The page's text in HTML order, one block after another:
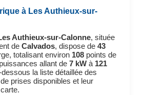
à Les Authieux-sur-
Authieux-sur-Calonne, située
de Calvados, dispose de 43
totalisant environ 108points de
allant de 7 kWà 121
la liste détaillée des
prises disponibles et leur